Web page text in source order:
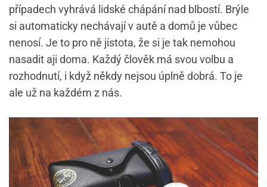
případech vyhrává lidské chápání nad blbostí. Brýle
si automaticky nechávají v autě a domů je vůbec
nenosí. Je to pro ně jistota, že si je tak nemohou
nasadit aji doma. Každý člověk má svou volbu a
rozhodnutí, i když někdy nejsou úplně dobrá. To je
ale už na každém z nás.